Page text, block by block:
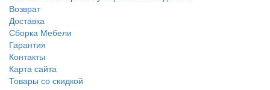
Возврат
Доставка
Сборка Мебели
Гарантия
Контакты
Карта сайта
Товары со скидкой